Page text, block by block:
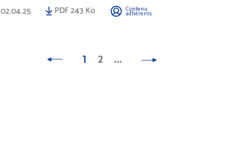
02.04.25 PDF 243 Ko Contenu
adhérents
1 2 …